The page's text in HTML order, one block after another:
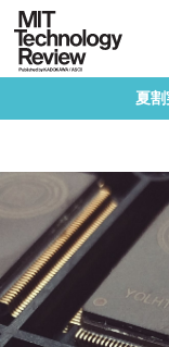
夏割